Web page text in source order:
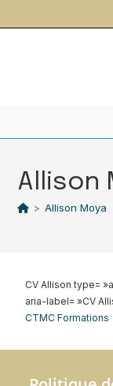
Allison
> Allison Moya
CV Allison type=
aria-label= »CV
CTMC Formations